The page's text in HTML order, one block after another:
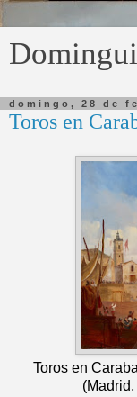
domingo, 28 de
Toros en
Toros en